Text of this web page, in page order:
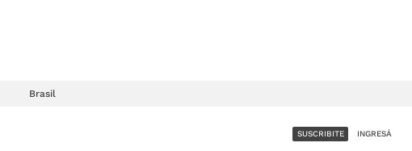
Brasil
SUSCRIBITE INGRESÁ